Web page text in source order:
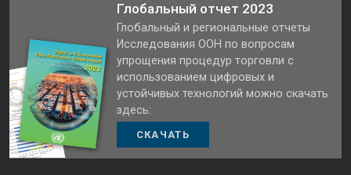
Глобальный отчет 2023
Глобальный и региональные отчеты
Исследования ООН по вопросам
упрощения процедур торговли с
использованием цифровых и
устойчивых технологий можно скачать
здесь:
СКАЧАТЬ